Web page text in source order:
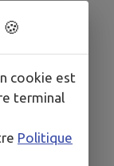
cookie est
terminal
Politique